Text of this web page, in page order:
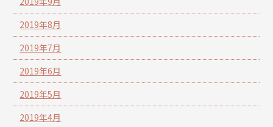
2019年8月
2019年7月
2019年6月
2019年5月
2019年4月